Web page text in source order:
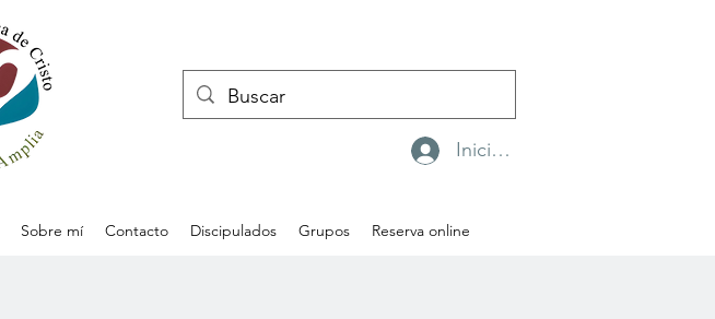
Iniciar sesión
Sobre mí Contacto Discipulados Grupos Reserva online